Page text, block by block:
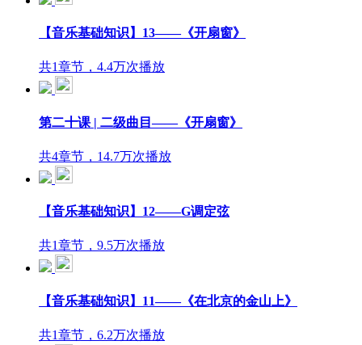
【音乐基础知识】13——《开扇窗》
共1章节，4.4万次播放
第二十课 | 二级曲目——《开扇窗》
共4章节，14.7万次播放
【音乐基础知识】12——G调定弦
共1章节，9.5万次播放
【音乐基础知识】11——《在北京的金山上》
共1章节，6.2万次播放